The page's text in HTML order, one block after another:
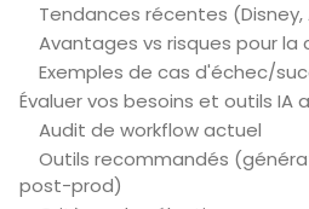
Tendances récentes (Disney,
Avantages vs risques pour la
Exemples de cas d'échec/
Évaluer vos besoins et outils IA
Audit de workflow actuel
Outils recommandés
post-prod)